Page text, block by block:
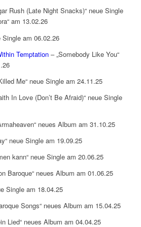
Rush (Late Night Snacks)“ neue Single
am 13.02.26
Single am 06.02.26
Temptation– „Somebody Like You“
Me“ neue Single am 24.11.25
In Love (Don’t Be Afraid)“ neue Single
neues Album am 31.10.25
neue Single am 19.09.25
kann“ neue Single am 20.06.25
Baroque“ neues Album am 01.06.25
Single am 18.04.25
Songs“ neues Album am 15.04.25
Lied“ neues Album am 04.04.25